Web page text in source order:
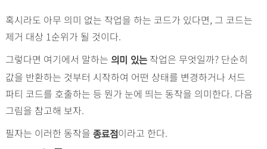
u
s
혹시라도 아무 의미 없는 작업을 하는 코드가 있다면, 그 코드는
제거 대상 1순위가 될 것이다.
그렇다면 여기에서 말하는 의미 있는작업은 무엇일까? 단순히
값을 반환하는 것부터 시작하여 어떤 상태를 변경하거나 서드
파티 코드를 호출하는 등 뭔가 눈에 띄는 동작을 의미한다. 다음
그림을 참고해 보자.
필자는 이러한 동작을 종료점이라고 한다.